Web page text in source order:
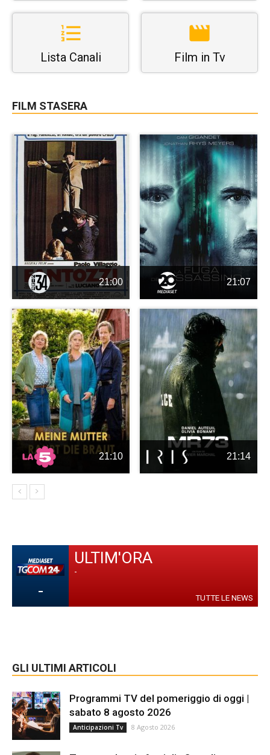
Lista Canali Film in Tv
FILM STASERA
21:00 21:07
21:10 21:14
-
ULTIM'ORA
-
TUTTE LE NEWS
GLI ULTIMI ARTICOLI
Programmi TV del pomeriggio di oggi |
sabato 8 agosto 2026
Anticipazioni Tv 8 Agosto 2026